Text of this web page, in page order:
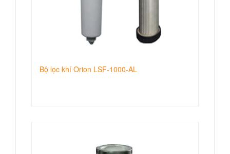
Bộ lọc khí Orion LSF-1000-AL